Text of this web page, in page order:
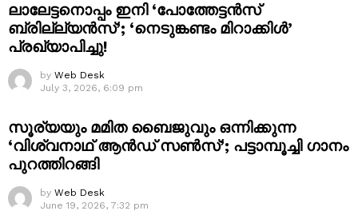
ലാലേട്ടനൊപ്പം ഇനി ‘പോത്തേട്ടൻസ്
ബ്രില്ല്യൻസ്’; ‘നെടുങ്കണ്ടം മിറാക്കിൾ’
പ്രഖ്യാപിച്ചു!
by Web Desk
July 3, 2026, 6:09 pm
സൂര്യയും മമിത ബൈജുവും ഒന്നിക്കുന്ന
‘വിശ്വനാഥ് ആൻഡ് സൺസ്’; പട്ടാമ്പൂച്ചി ഗാനം
പുറത്തിറങ്ങി
by Web Desk
June 19, 2026, 7:32 pm